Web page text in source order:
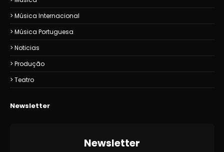
Música Internacional
Música Portuguesa
Noticias
Produção
Teatro
Newsletter
Newsletter